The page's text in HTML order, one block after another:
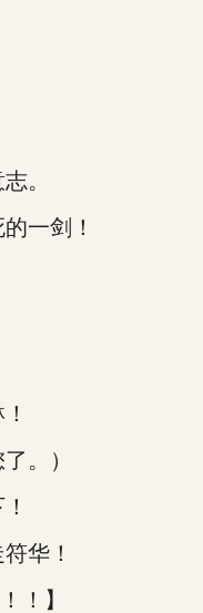
。
一剑！
。）
华！
！】